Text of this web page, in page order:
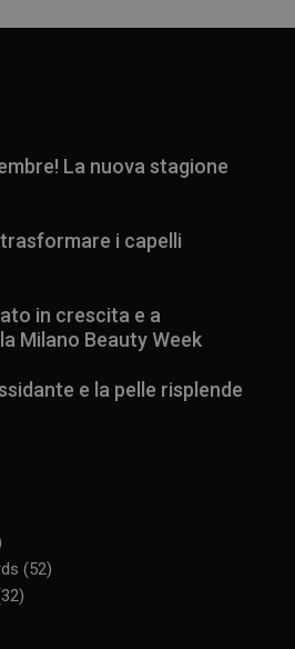
La nuova stagione
i capelli
in crescita e a
Milano Beauty Week
e la pelle risplende
(52)
CookieScript